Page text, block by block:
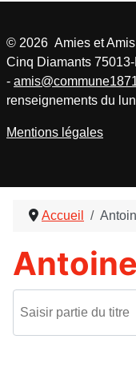
Accueil
© 2026 Amies et
Cinq Diamants
-
renseignements du
Mentions légales